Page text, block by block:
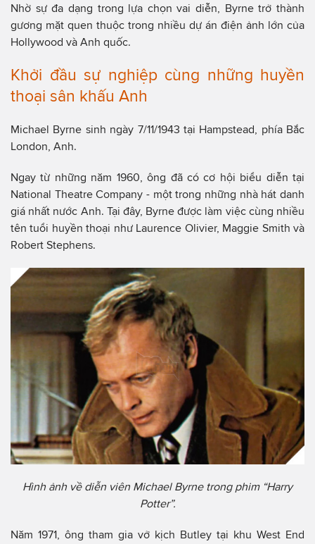
Nhờ sự đa dạng trong lựa chọn vai diễn, Byrne trở thành
gương mặt quen thuộc trong nhiều dự án điện ảnh lớn của
Hollywood và Anh quốc.
Khởi đầu sự nghiệp cùng những huyền
thoại sân khấu Anh
Michael Byrne sinh ngày 7/11/1943 tại Hampstead, phía Bắc
London, Anh.
Ngay từ những năm 1960, ông đã có cơ hội biểu diễn tại
National Theatre Company - một trong những nhà hát danh
giá nhất nước Anh. Tại đây, Byrne được làm việc cùng nhiều
tên tuổi huyền thoại như Laurence Olivier, Maggie Smith và
Robert Stephens.
Hình ảnh về diễn viên Michael Byrne trong phim “Harry
Potter”.
Năm 1971, ông tham gia vở kịch Butley tại khu West End